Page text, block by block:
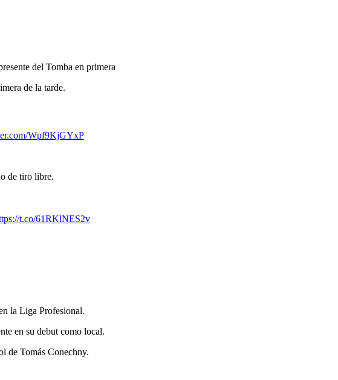
del Tomba en primera
de la tarde.
Wpf9KjGYxP
de tiro libre.
t.co/61RKlNES2v
la Liga Profesional.
en su debut como local.
de Tomás Conechny.